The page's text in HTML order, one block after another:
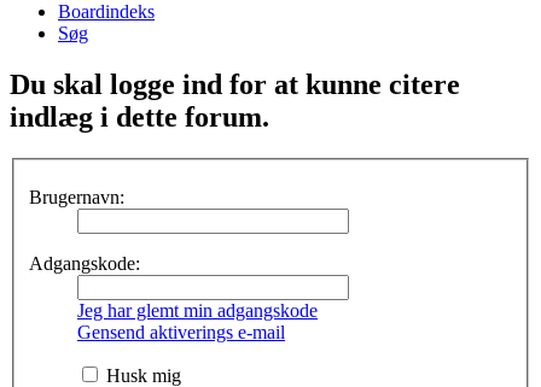
Boardindeks
Søg
Du skal logge ind for at kunne citere
indlæg i dette forum.
Brugernavn:
Adgangskode:
Jeg har glemt min adgangskode
Gensend aktiverings e-mail
Husk mig